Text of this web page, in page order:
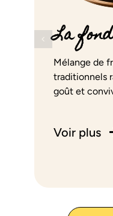
La
Mélange de
traditionnels
goût et
Voir plus